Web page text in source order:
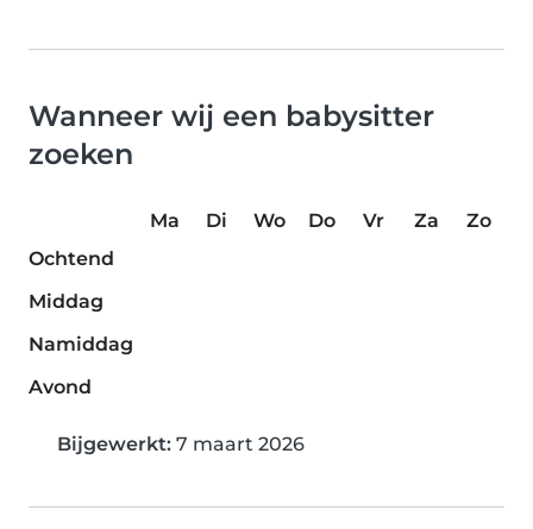
Wanneer wij een babysitter
zoeken
Ma Di Wo Do Vr Za
Zo
Ochtend
Middag
Namiddag
Avond
Bijgewerkt: 7 maart 2026